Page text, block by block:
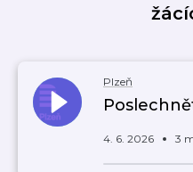
Plzeň
4. 6. 2026 3